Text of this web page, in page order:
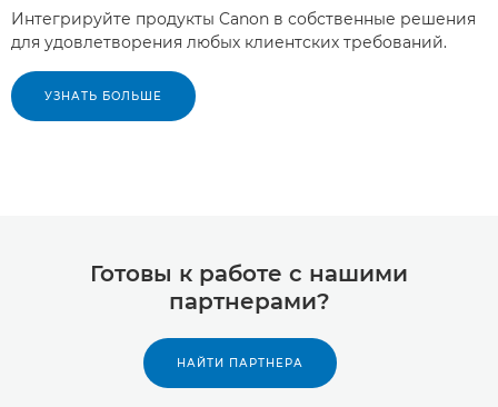
Интегрируйте продукты Canon в собственные решения
для удовлетворения любых клиентских требований.
УЗНАТЬ БОЛЬШЕ
Готовы к работе с нашими
партнерами?
НАЙТИ ПАРТНЕРА